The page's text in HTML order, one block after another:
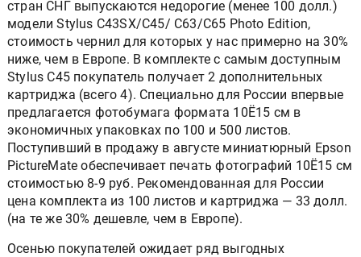
стран СНГ выпускаются недорогие (менее 100 долл.)
модели Stylus C43SX/C45/ C63/C65 Photo Edition,
стоимость чернил для которых у нас примерно на 30%
ниже, чем в Европе. В комплекте с самым доступным
Stylus C45 покупатель получает 2 дополнительных
картриджа (всего 4). Специально для России впервые
предлагается фотобумага формата 10Ё15 см в
экономичных упаковках по 100 и 500 листов.
Поступивший в продажу в августе миниатюрный Epson
PictureMate обеспечивает печать фотографий 10Ё15 см
стоимостью 8-9 руб. Рекомендованная для России
цена комплекта из 100 листов и картриджа — 33 долл.
(на те же 30% дешевле, чем в Европе).
Осенью покупателей ожидает ряд выгодных